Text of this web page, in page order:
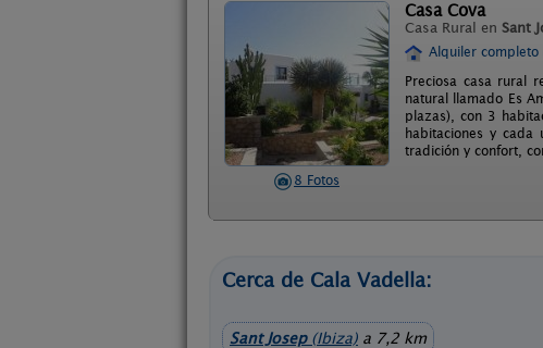
8 Fotos
Casa Cova
Casa Rural en Sant
Alquiler completo
Preciosa casa rural
natural llamado Es
plazas), con 3
habitaciones y cada
tradición y confort,
Cerca de Cala Vadella:
Sant Josep(Ibiza) a 7,2 km